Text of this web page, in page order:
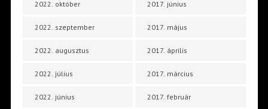
2022. október
2022. szeptember
2022. augusztus
2022. július
2022. június
2017. június
2017. május
2017. április
2017. március
2017. február